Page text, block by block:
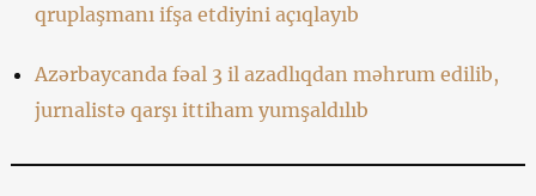
qruplaşmanı ifşa etdiyini açıqlayıb
Azərbaycanda fəal 3 il azadlıqdan məhrum edilib,
jurnalistə qarşı ittiham yumşaldılıb